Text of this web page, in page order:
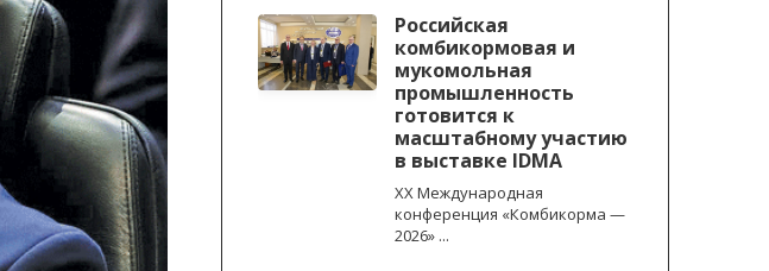
Российская
комбикормовая и
мукомольная
промышленность
готовится к
масштабному участию
в выставке IDMA
XX Международная
конференция «Комбикорма —
2026» ...